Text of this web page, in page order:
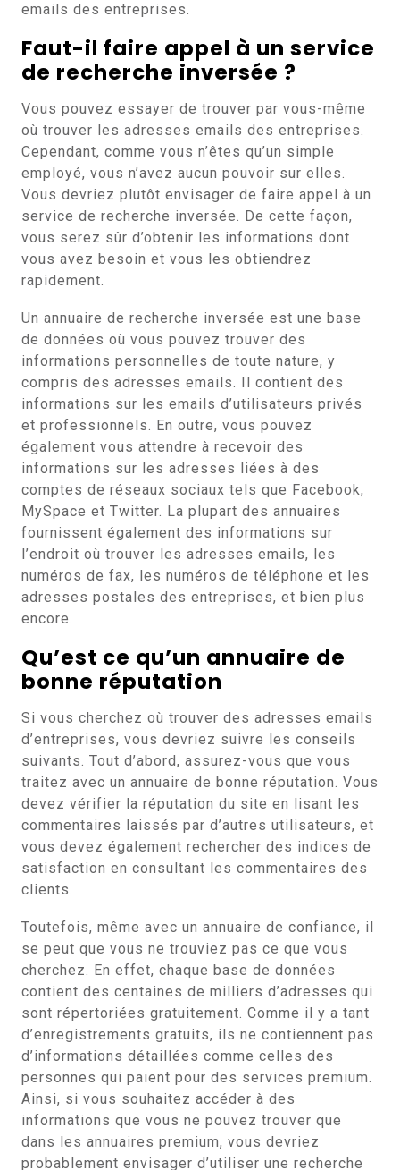
emails des entreprises.
Faut-il faire appel à un service
de recherche inversée ?
Vous pouvez essayer de trouver par vous-même
où trouver les adresses emails des entreprises.
Cependant, comme vous n’êtes qu’un simple
employé, vous n’avez aucun pouvoir sur elles.
Vous devriez plutôt envisager de faire appel à un
service de recherche inversée. De cette façon,
vous serez sûr d’obtenir les informations dont
vous avez besoin et vous les obtiendrez
rapidement.
Un annuaire de recherche inversée est une base
de données où vous pouvez trouver des
informations personnelles de toute nature, y
compris des adresses emails. Il contient des
informations sur les emails d’utilisateurs privés
et professionnels. En outre, vous pouvez
également vous attendre à recevoir des
informations sur les adresses liées à des
comptes de réseaux sociaux tels que Facebook,
MySpace et Twitter. La plupart des annuaires
fournissent également des informations sur
l’endroit où trouver les adresses emails, les
numéros de fax, les numéros de téléphone et les
adresses postales des entreprises, et bien plus
encore.
Qu’est ce qu’un annuaire de
bonne réputation
Si vous cherchez où trouver des adresses emails
d’entreprises, vous devriez suivre les conseils
suivants. Tout d’abord, assurez-vous que vous
traitez avec un annuaire de bonne réputation. Vous
devez vérifier la réputation du site en lisant les
commentaires laissés par d’autres utilisateurs, et
vous devez également rechercher des indices de
satisfaction en consultant les commentaires des
clients.
Toutefois, même avec un annuaire de confiance, il
se peut que vous ne trouviez pas ce que vous
cherchez. En effet, chaque base de données
contient des centaines de milliers d’adresses qui
sont répertoriées gratuitement. Comme il y a tant
d’enregistrements gratuits, ils ne contiennent pas
d’informations détaillées comme celles des
personnes qui paient pour des services premium.
Ainsi, si vous souhaitez accéder à des
informations que vous ne pouvez trouver que
dans les annuaires premium, vous devriez
probablement envisager d’utiliser une recherche